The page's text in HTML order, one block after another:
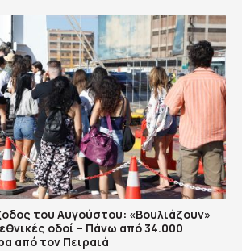
του Αυγούστου: «Βουλιάζουν»
οδοί – Πάνω από 34.000
από τον Πειραιά